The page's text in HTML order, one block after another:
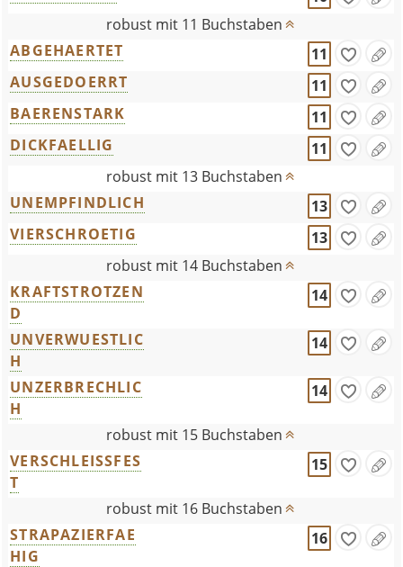
robust mit 11 Buchstaben
ABGEHAERTET
11
AUSGEDOERRT
11
BAERENSTARK
11
DICKFAELLIG
11
robust mit 13 Buchstaben
UNEMPFINDLICH
13
VIERSCHROETIG
13
robust mit 14 Buchstaben
KRAFTSTROTZEN
D
14
UNVERWUESTLIC
H
14
UNZERBRECHLIC
H
14
robust mit 15 Buchstaben
VERSCHLEISSFES
T
15
robust mit 16 Buchstaben
STRAPAZIERFAE
HIG
16